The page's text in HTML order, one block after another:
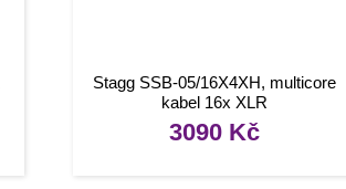
Stagg SSB-05/16X4XH, multicore
kabel 16x XLR
3090 Kč